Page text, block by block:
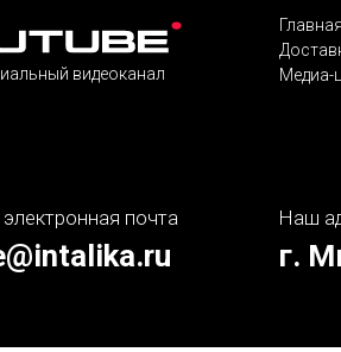
видеоканал
Главная
Медиа-
почта Наш
г.